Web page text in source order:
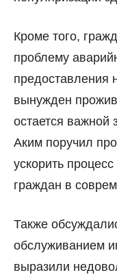
Кроме того,
проблему
предоставления
вынужден
остается важной
Аким поручил
ускорить
граждан в
Также
обслуживанием
выразили